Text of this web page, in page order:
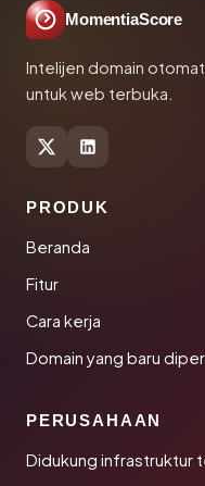
MomentiaScore
Intelijen domain
untuk web terbuka.
PRODUK
Beranda
Fitur
Cara kerja
Domain yang baru
PERUSAHAAN
Didukung infrastruktur